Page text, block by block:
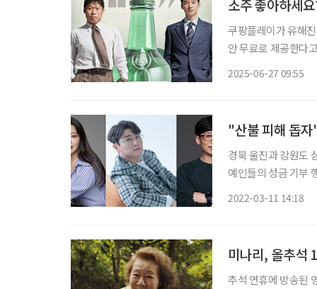
소주 좋아하세
쿠팡플레이가 유해
안 무료로 제공한다
2025-06-27 09:55
"산불 피해 돕
경북 울진과 강원도
예인들의 성금 기부
2022-03-11 14:18
미나리, 올추석
추석 연휴에 방송된